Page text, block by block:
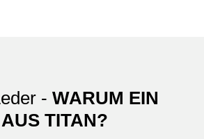
- WARUM EIN
TITAN?